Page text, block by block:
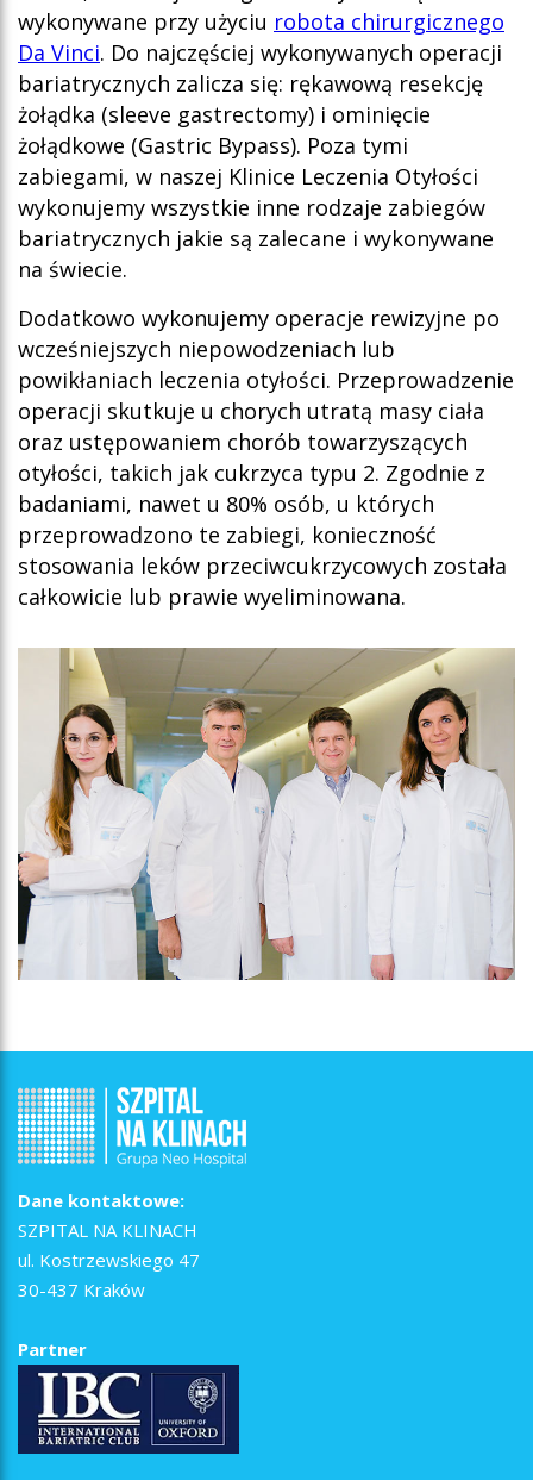
wykonywane przy użyciu robota chirurgicznego
Da Vinci. Do najczęściej wykonywanych operacji
bariatrycznych zalicza się: rękawową resekcję
żołądka (sleeve gastrectomy) i ominięcie
żołądkowe (Gastric Bypass). Poza tymi
zabiegami, w naszej Klinice Leczenia Otyłości
wykonujemy wszystkie inne rodzaje zabiegów
bariatrycznych jakie są zalecane i wykonywane
na świecie.
Dodatkowo wykonujemy operacje rewizyjne po
wcześniejszych niepowodzeniach lub
powikłaniach leczenia otyłości. Przeprowadzenie
operacji skutkuje u chorych utratą masy ciała
oraz ustępowaniem chorób towarzyszących
otyłości, takich jak cukrzyca typu 2. Zgodnie z
badaniami, nawet u 80% osób, u których
przeprowadzono te zabiegi, konieczność
stosowania leków przeciwcukrzycowych została
całkowicie lub prawie wyeliminowana.
Dane kontaktowe:
SZPITAL NA KLINACH
ul. Kostrzewskiego 47
30-437 Kraków
Partner